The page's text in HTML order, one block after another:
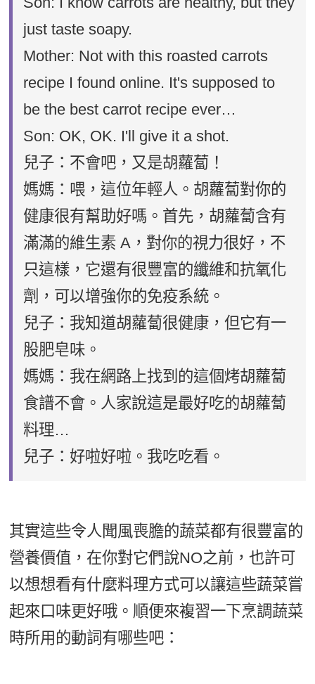
just taste soapy.
Mother: Not with this roasted carrots
recipe I found online. It's supposed to
be the best carrot recipe ever…
Son: OK, OK. I'll give it a shot.
兒子：不會吧，又是胡蘿蔔！
媽媽：喂，這位年輕人。胡蘿蔔對你的
健康很有幫助好嗎。首先，胡蘿蔔含有
滿滿的維生素 A，對你的視力很好，不
只這樣，它還有很豐富的纖維和抗氧化
劑，可以增強你的免疫系統。
兒子：我知道胡蘿蔔很健康，但它有一
股肥皂味。
媽媽：我在網路上找到的這個烤胡蘿蔔
食譜不會。人家說這是最好吃的胡蘿蔔
料理…
兒子：好啦好啦。我吃吃看。
其實這些令人聞風喪膽的蔬菜都有很豐富的
營養價值，在你對它們說NO之前，也許可
以想想看有什麼料理方式可以讓這些蔬菜嘗
起來口味更好哦。順便來複習一下烹調蔬菜
時所用的動詞有哪些吧：